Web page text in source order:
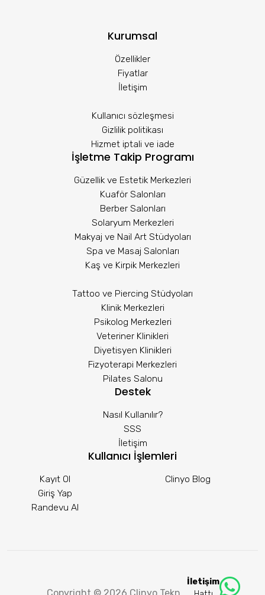
İletişim
Kurumsal
Özellikler
Fiyatlar
İletişim
Kullanıcı sözleşmesi
Gizlilik politikası
Hizmet iptali ve iade
İşletme Takip Programı
Güzellik ve Estetik Merkezleri
Kuaför Salonları
Berber Salonları
Solaryum Merkezleri
Makyaj ve Nail Art Stüdyoları
Spa ve Masaj Salonları
Kaş ve Kirpik Merkezleri
Tattoo ve Piercing Stüdyoları
Klinik Merkezleri
Psikolog Merkezleri
Veteriner Klinikleri
Diyetisyen Klinikleri
Fizyoterapi Merkezleri
Pilates Salonu
Destek
Nasıl Kullanılır?
SSS
İletişim
Kullanıcı İşlemleri
Kayıt Ol
Giriş Yap
Randevu Al
Clinyo Blog